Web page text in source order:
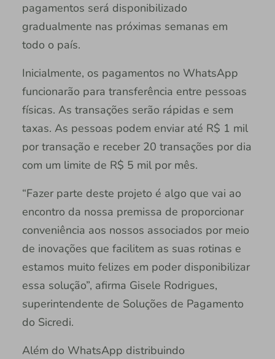
pagamentos será disponibilizado
gradualmente nas próximas semanas em
todo o país.
Inicialmente, os pagamentos no WhatsApp
funcionarão para transferência entre pessoas
físicas. As transações serão rápidas e sem
taxas. As pessoas podem enviar até R$ 1 mil
por transação e receber 20 transações por dia
com um limite de R$ 5 mil por mês.
“Fazer parte deste projeto é algo que vai ao
encontro da nossa premissa de proporcionar
conveniência aos nossos associados por meio
de inovações que facilitem as suas rotinas e
estamos muito felizes em poder disponibilizar
essa solução”, afirma Gisele Rodrigues,
superintendente de Soluções de Pagamento
do Sicredi.
Além do WhatsApp distribuindo